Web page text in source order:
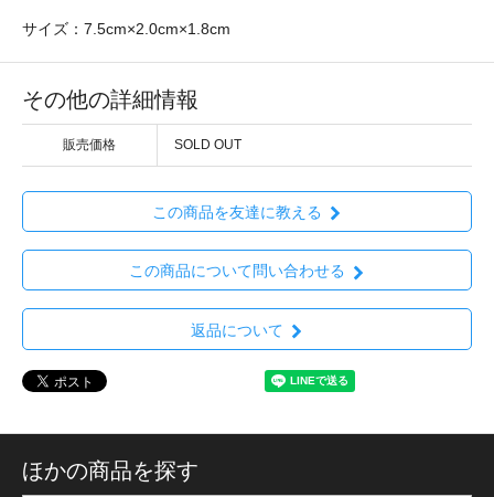
サイズ：7.5cm×2.0cm×1.8cm
その他の詳細情報
販売価格 SOLD OUT
この商品を友達に教える
この商品について問い合わせる
返品について
ほかの商品を探す